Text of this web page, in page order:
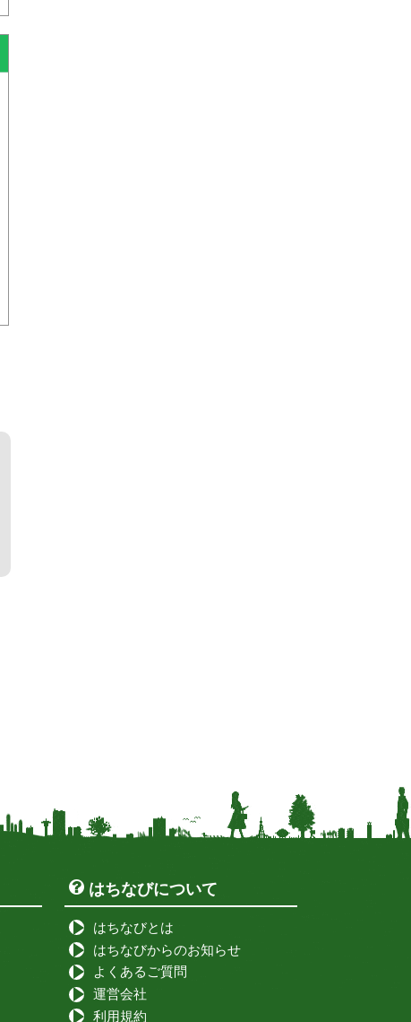
はちなびについて
はちなびとは
はちなびからのお知らせ
よくあるご質問
運営会社
利用規約